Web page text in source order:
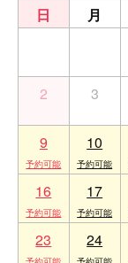
日 月
2 3
9 10
16 17
23 24